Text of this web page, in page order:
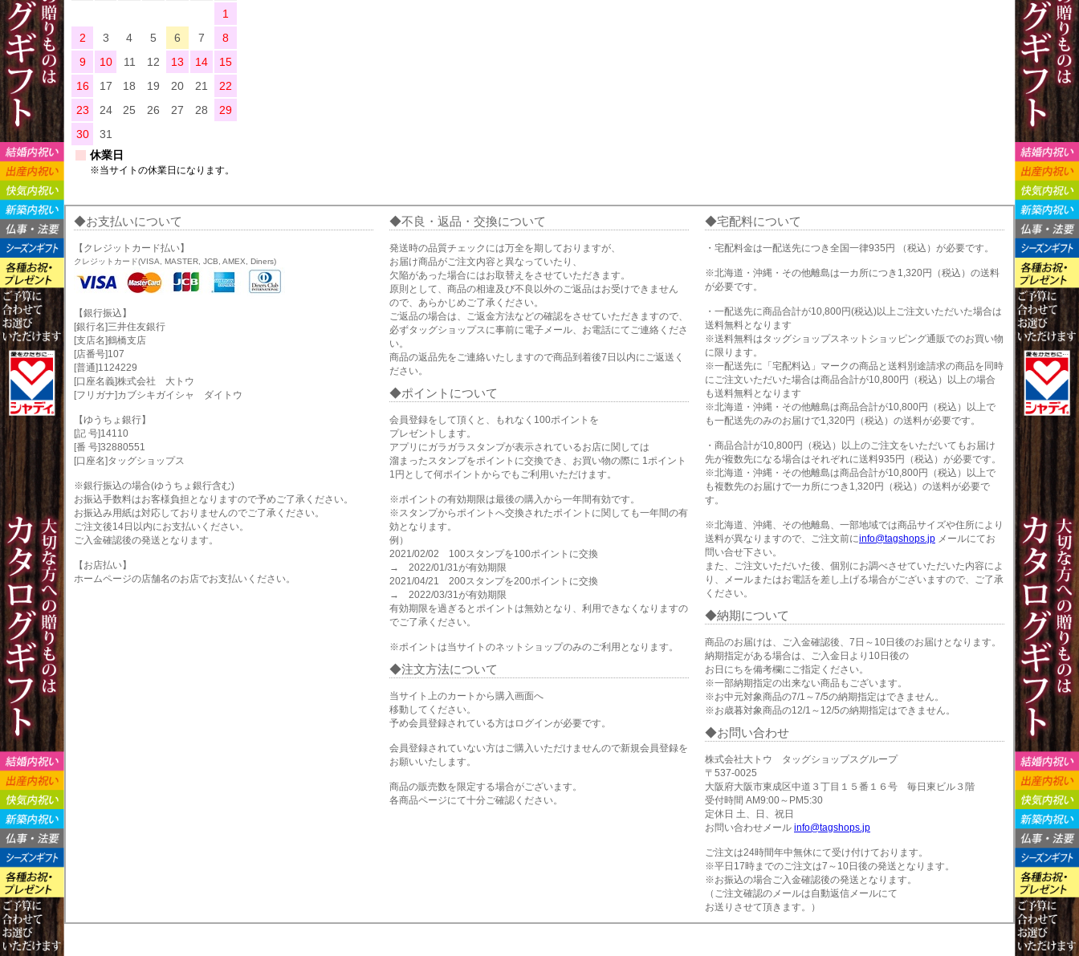
1
2
3 4 5 6 7
8
9
10 11 12 13 14
15
16
17 18 19 20 21
22
23
24 25 26 27 28
29
30
31
休業日
※当サイトの休業日になります。
お支払いについて
【クレジットカード払い】
クレジットカード(VISA, MASTER, JCB, AMEX, Diners)
【銀行振込】
[銀行名]三井住友銀行
[支店名]鶴橋支店
[店番号]107
[普通]1124229
[口座名義]株式会社 大トウ
[フリガナ]カブシキガイシャ ダイトウ
【ゆうちょ銀行】
[記 号]14110
[番 号]32880551
[口座名]タッグショップス
※銀行振込の場合(ゆうちょ銀行含む)
お振込手数料はお客様負担となりますので予めご了承ください。
お振込み用紙は対応しておりませんのでご了承ください。
ご注文後14日以内にお支払いください。
ご入金確認後の発送となります。
【お店払い】
ホームページの店舗名のお店でお支払いください。
不良・返品・交換について
発送時の品質チェックには万全を期しておりますが、
お届け商品がご注文内容と異なっていたり、
欠陥があった場合にはお取替えをさせていただきます。
原則として、商品の相違及び不良以外のご返品はお受けできません
ので、あらかじめご了承ください。
ご返品の場合は、ご返金方法などの確認をさせていただきますので、
必ずタッグショップスに事前に電子メール、お電話にてご連絡くださ
い。
商品の返品先をご連絡いたしますので商品到着後7日以内にご返送く
ださい。
ポイントについて
会員登録をして頂くと、もれなく100ポイントを
プレゼントします。
アプリにガラガラスタンプが表示されているお店に関しては
溜まったスタンプをポイントに交換でき、お買い物の際に 1ポイント
1円として何ポイントからでもご利用いただけます。
※ポイントの有効期限は最後の購入から一年間有効です。
※スタンプからポイントへ交換されたポイントに関しても一年間の有
効となります。
例）
2021/02/02 100スタンプを100ポイントに交換
→ 2022/01/31が有効期限
2021/04/21 200スタンプを200ポイントに交換
→ 2022/03/31が有効期限
有効期限を過ぎるとポイントは無効となり、利用できなくなりますの
でご了承ください。
※ポイントは当サイトのネットショップのみのご利用となります。
注文方法について
当サイト上のカートから購入画面へ
移動してください。
予め会員登録されている方はログインが必要です。
会員登録されていない方はご購入いただけませんので新規会員登録を
お願いいたします。
商品の販売数を限定する場合がございます。
各商品ページにて十分ご確認ください。
宅配料について
・宅配料金は一配送先につき全国一律935円 （税込）が必要です。
※北海道・沖縄・その他離島は一カ所につき1,320円（税込）の送料
が必要です。
・一配送先に商品合計が10,800円(税込)以上ご注文いただいた場合は
送料無料となります
※送料無料はタッグショップスネットショッピング通販でのお買い物
に限ります。
※一配送先に「宅配料込」マークの商品と送料別途請求の商品を同時
にご注文いただいた場合は商品合計が10,800円（税込）以上の場合
も送料無料となります
※北海道・沖縄・その他離島は商品合計が10,800円（税込）以上で
も一配送先のみのお届けで1,320円（税込）の送料が必要です。
・商品合計が10,800円（税込）以上のご注文をいただいてもお届け
先が複数先になる場合はそれぞれに送料935円（税込）が必要です。
※北海道・沖縄・その他離島は商品合計が10,800円（税込）以上で
も複数先のお届けで一カ所につき1,320円（税込）の送料が必要で
す。
※北海道、沖縄、その他離島、一部地域では商品サイズや住所により
送料が異なりますので、ご注文前にinfo@tagshops.jp メールにてお
問い合せ下さい。
また、ご注文いただいた後、個別にお調べさせていただいた内容によ
り、メールまたはお電話を差し上げる場合がございますので、ご了承
ください。
納期について
商品のお届けは、ご入金確認後、7日～10日後のお届けとなります。
納期指定がある場合は、ご入金日より10日後の
お日にちを備考欄にご指定ください。
※一部納期指定の出来ない商品もございます。
※お中元対象商品の7/1～7/5の納期指定はできません。
※お歳暮対象商品の12/1～12/5の納期指定はできません。
お問い合わせ
株式会社大トウ タッグショップスグループ
〒537-0025
大阪府大阪市東成区中道３丁目１５番１６号 毎日東ビル３階
受付時間 AM9:00～PM5:30
定休日 土、日、祝日
お問い合わせメール info@tagshops.jp
ご注文は24時間年中無休にて受け付けております。
※平日17時までのご注文は7～10日後の発送となります。
※お振込の場合ご入金確認後の発送となります。
（ご注文確認のメールは自動返信メールにて
お送りさせて頂きます。）